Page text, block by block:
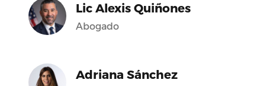
Lic Alexis Quiñones
Abogado
Adriana Sánchez